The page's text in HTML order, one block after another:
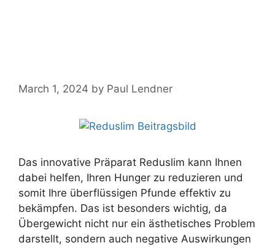
March 1, 2024 by Paul Lendner
Das innovative Präparat Reduslim kann Ihnen
dabei helfen, Ihren Hunger zu reduzieren und
somit Ihre überflüssigen Pfunde effektiv zu
bekämpfen. Das ist besonders wichtig, da
Übergewicht nicht nur ein ästhetisches Problem
darstellt, sondern auch negative Auswirkungen